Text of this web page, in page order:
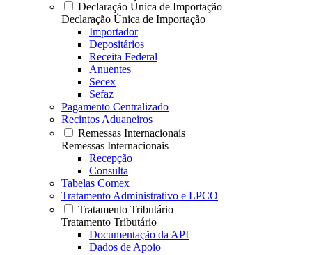
Declaração Única de Importação
Declaração Única de Importação
Importador
Depositários
Receita Federal
Anuentes
Secex
Sefaz
Pagamento Centralizado
Recintos Aduaneiros
Remessas Internacionais
Remessas Internacionais
Recepção
Consulta
Tabelas Comex
Tratamento Administrativo e LPCO
Tratamento Tributário
Tratamento Tributário
Documentação da API
Dados de Apoio